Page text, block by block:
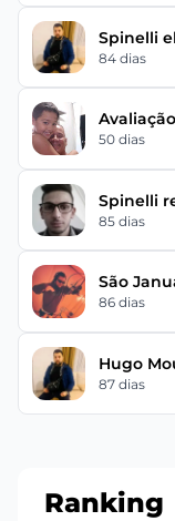
Spinelli
84 dias
50 dias
Spinelli
85 dias
São
86 dias
Hugo
87 dias
Ranking